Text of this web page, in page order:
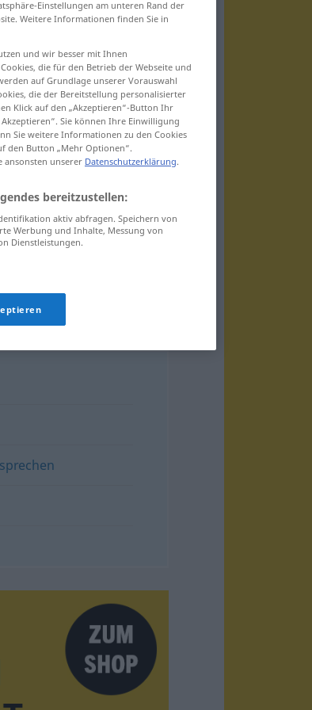
Einstellungen am unteren Rand der
Weitere Informationen finden Sie in
und wir besser mit Ihnen
die für den Betrieb der Webseite und
auf Grundlage unserer Vorauswahl
die der Bereitstellung personalisierter
Klick auf den „Akzeptieren“-Button Ihr
Sie können Ihre Einwilligung
Sie weitere Informationen zu den Cookies
den Button „Mehr Optionen“.
ansonsten unserer Datenschutzerklärung.
bereitzustellen:
aktiv abfragen. Speichern von
Werbung und Inhalte, Messung von
Dienstleistungen.